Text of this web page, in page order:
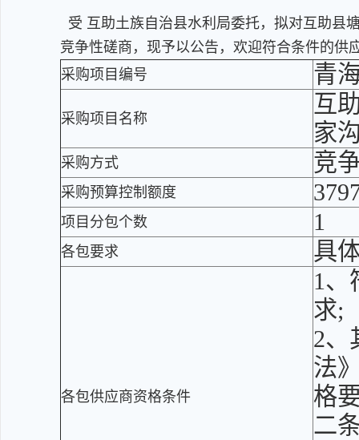
受 互助土族自治县水利局委托，拟对互助县
竞争性磋商，现予以公告，欢迎符合条件的供
采购项目编号
青
采购项目名称
互
家
采购方式 竞
采购预算控制额度
项目分包个数 1
各包要求 具
各包供应商资格条件
1、
求;
2、
法
格
二